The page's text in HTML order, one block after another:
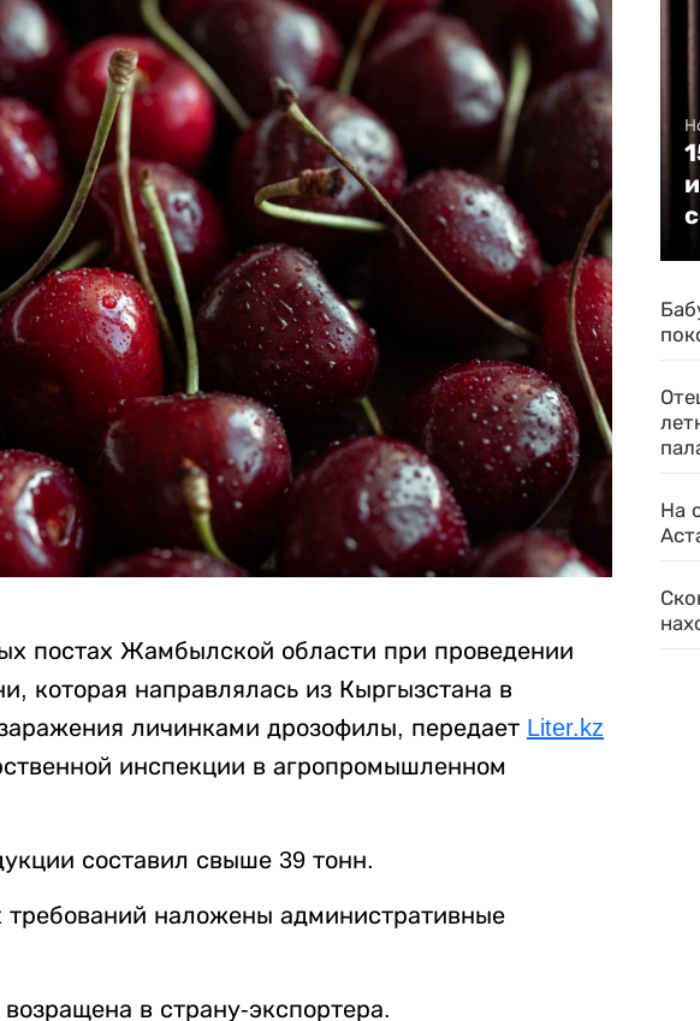
постах Жамбылской области при проведении
которая направлялась из Кыргызстана в
личинками дрозофилы, передает Liter.kz
инспекции в агропромышленном
составил свыше 39 тонн.
наложены административные
в страну-экспортера.
На